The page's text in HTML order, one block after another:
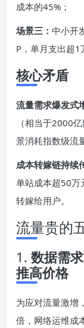
成本的45%；
场景三： 中小开
P，单月支出超1
核心矛盾
流量需求爆发式
（相当于2000
景消耗指数级流
成本转嫁链持续
单站成本超50万
转嫁给用户。
流量贵的
1. 数据需
推高价格
为应对流量激增
倍，网络运维成